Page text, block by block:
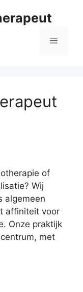
Menu
of
Wij
algemeen
affiniteit voor
Onze praktijk
met